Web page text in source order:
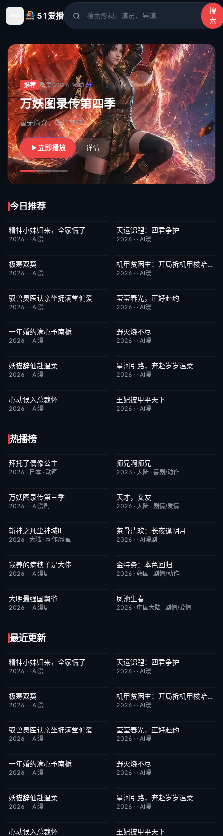
51爱播
搜
索
51爱播- 电影、电视剧、动漫、综艺、短剧高清在线观看
推荐 剧集·2026·10.0分
万妖图录传第四季
暂无简介，敬请期待
立即播放 详情
今日推荐
完结
精神小妹归来，全家慌了
2026 · · AI漫
完结
天运锦鲤：四君争护
2026 · · AI漫
完结
极寒双契
2026 · · AI漫
完结 1.0机甲贫困生：开局拆机甲梭哈成神
2026 · · AI漫
完结
驭兽灵医认亲坐拥满堂偏爱
2026 · · AI漫
完结
莹莹春光，正好赴约
2026 · · AI漫
完结
一年婚约满心予南栀
2026 · · AI漫
完结
野火烧不尽
2026 · · AI漫
完结
妖猫辞仙赴温柔
2026 · · AI漫
完结
星河引路，奔赴岁岁温柔
2026 · · AI漫
完结
心动误入总裁怀
2026 · · AI漫
完结
王妃披甲平天下
2026 · · AI漫
热播榜
更新至第19集
拜托了偶像公主
2026 · 日本 · 动画
更新至第153集
师兄啊师兄
2023 · 大陆 · 喜剧/动作
完结
万妖图录传第三季
2026 · · AI漫剧
更新至第20集
天才，女友
2026 · 大陆 · 剧情/爱情
更新至第09集
斩神之凡尘神域Ⅱ
2026 · 大陆 · 动作/动画
完结
茶骨清欢：长夜逢明月
2026 · · AI漫剧
完结
我养的病秧子是大佬
2026 · · AI漫剧
已完结
金特务：本色回归
2026 · 韩国 · 剧情/动作
完结
大明最强国舅爷
2026 · · AI漫剧
已完结
凤池生春
2026 · 中国大陆 · 剧情/爱情
最近更新
完结
精神小妹归来，全家慌了
2026 · · AI漫
完结
天运锦鲤：四君争护
2026 · · AI漫
完结
极寒双契
2026 · · AI漫
完结 1.0机甲贫困生：开局拆机甲梭哈成神
2026 · · AI漫
完结
驭兽灵医认亲坐拥满堂偏爱
2026 · · AI漫
完结
莹莹春光，正好赴约
2026 · · AI漫
完结
一年婚约满心予南栀
2026 · · AI漫
完结
野火烧不尽
2026 · · AI漫
完结
妖猫辞仙赴温柔
2026 · · AI漫
完结
星河引路，奔赴岁岁温柔
2026 · · AI漫
完结
心动误入总裁怀 完结
王妃披甲平天下